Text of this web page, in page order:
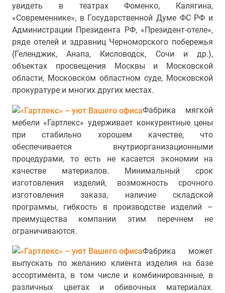
увидеть в театрах Фоменко, Калягина,
«Современнике», в Государственной Думе ФС РФ и
Администрации Президента РФ, «Президент-отеле»,
ряде отелей и здравниц Черноморского побережья
(Геленджик, Анапа, Кисловодск, Сочи и др.),
объектах просвещения Москвы и Московской
области, Московском областном суде, Московской
прокуратуре и многих других местах.
Фабрика мягкой
мебели «Гартлекс» удерживает конкурентные цены
при стабильно хорошем качестве, что
обеспечивается внутриорганизационными
процедурами, то есть не касается экономии на
качестве материалов. Минимальный срок
изготовления изделий, возможность срочного
изготовления заказа, наличие складской
программы, гибкость в производстве изделий –
преимущества компании этим перечнем не
ограничиваются.
Фабрика может
выпускать по желанию клиента изделия на базе
ассортимента, в том числе и комбинированные, в
различных цветах и обивочных материалах.